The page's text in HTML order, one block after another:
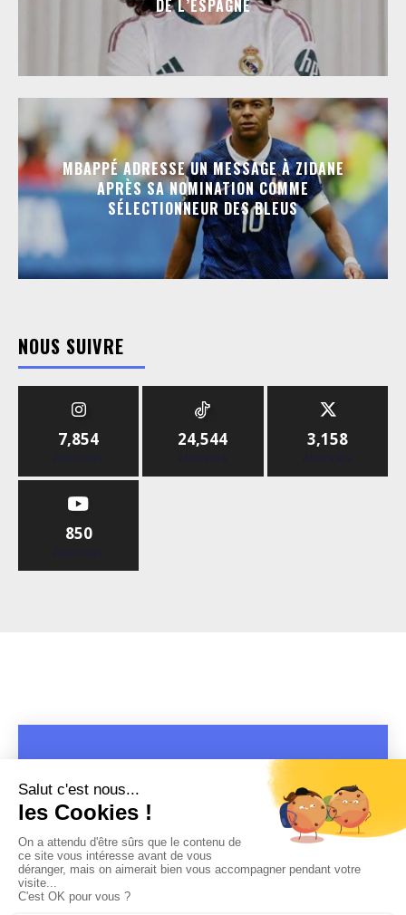
DE L’ESPAGNE
MBAPPÉ ADRESSE UN MESSAGE À ZIDANE
APRÈS SA NOMINATION COMME
SÉLECTIONNEUR DES BLEUS
NOUS SUIVRE
7,854
Abonnés
24,544
Abonnés
3,158
Abonnés
850
Abonnés